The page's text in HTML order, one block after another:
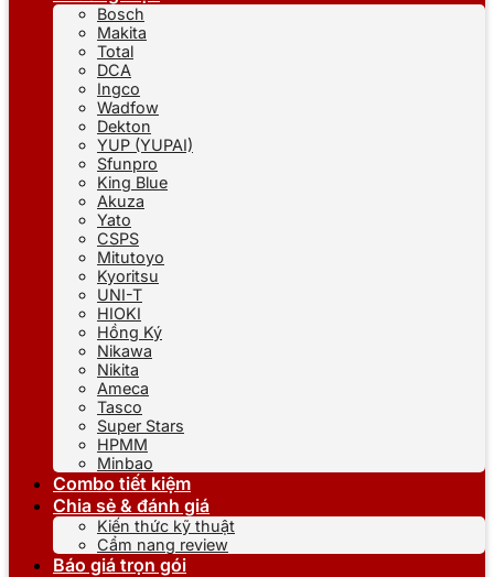
Bosch
Makita
Total
DCA
Ingco
Wadfow
Dekton
YUP (YUPAI)
Sfunpro
King Blue
Akuza
Yato
CSPS
Mitutoyo
Kyoritsu
UNI-T
HIOKI
Hồng Ký
Nikawa
Nikita
Ameca
Tasco
Super Stars
HPMM
Minbao
Combo tiết kiệm
Chia sẻ & đánh giá
Kiến thức kỹ thuật
Cẩm nang review
Báo giá trọn gói